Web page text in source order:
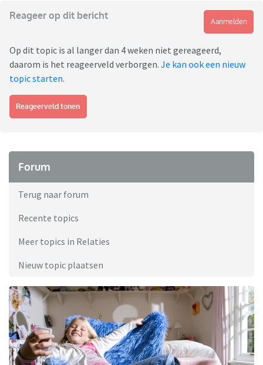
Reageer op dit bericht
Aanmelden
Op dit topic is al langer dan 4 weken niet gereageerd,
daarom is het reageerveld verborgen. Je kan ook een nieuw
topic starten.
Reageerveld tonen
Forum
Terug naar forum
Recente topics
Meer topics in Relaties
Nieuw topic plaatsen